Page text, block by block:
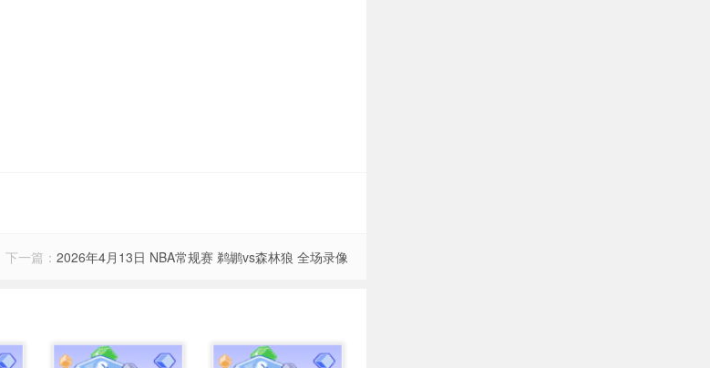
下一篇： 2026年4月13日 NBA常规赛 鹈鹕vs森林狼 全场录像